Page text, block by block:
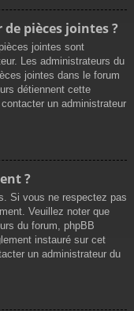
pièces jointes ?
jointes sont
Les administrateurs du
jointes dans le forum
détiennent cette
un administrateur
?
Si vous ne respectez pas
Veuillez noter que
du forum, phpBB
instauré sur cet
un administrateur du